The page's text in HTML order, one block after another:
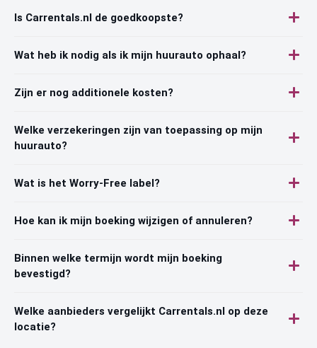
Is Carrentals.nl de goedkoopste?
Wat heb ik nodig als ik mijn huurauto ophaal?
Zijn er nog additionele kosten?
Welke verzekeringen zijn van toepassing op mijn
huurauto?
Wat is het Worry-Free label?
Hoe kan ik mijn boeking wijzigen of annuleren?
Binnen welke termijn wordt mijn boeking
bevestigd?
Welke aanbieders vergelijkt Carrentals.nl op deze
locatie?